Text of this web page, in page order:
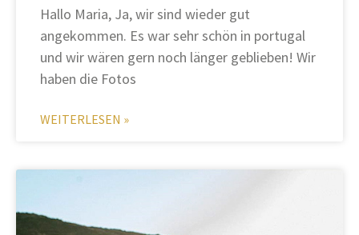
Hallo Maria, Ja, wir sind wieder gut
angekommen. Es war sehr schön in portugal
und wir wären gern noch länger geblieben! Wir
haben die Fotos
WEITERLESEN »